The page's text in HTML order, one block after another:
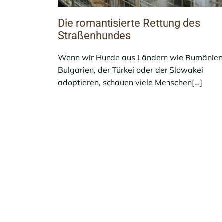
Die romantisierte Rettung des
Straßenhundes
Wenn wir Hunde aus Ländern wie
Bulgarien, der Türkei oder der Slowakei
adoptieren, schauen viele Menschen[…]